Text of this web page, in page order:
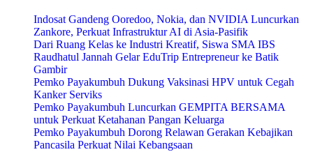
Indosat Gandeng Ooredoo, Nokia, dan NVIDIA Luncurkan
Zankore, Perkuat Infrastruktur AI di Asia-Pasifik
Dari Ruang Kelas ke Industri Kreatif, Siswa SMA IBS
Raudhatul Jannah Gelar EduTrip Entrepreneur ke Batik
Gambir
Pemko Payakumbuh Dukung Vaksinasi HPV untuk Cegah
Kanker Serviks
Pemko Payakumbuh Luncurkan GEMPITA BERSAMA
untuk Perkuat Ketahanan Pangan Keluarga
Pemko Payakumbuh Dorong Relawan Gerakan Kebajikan
Pancasila Perkuat Nilai Kebangsaan